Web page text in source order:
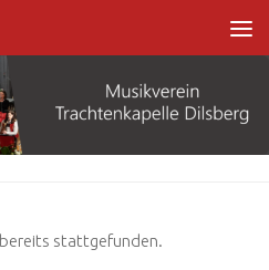
stattgefunden.